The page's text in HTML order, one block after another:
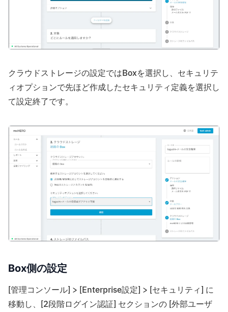
クラウドストレージの設定ではBoxを選択し、セキュリテ
ィオプションで先ほど作成したセキュリティ定義を選択し
て設定終了です。
Box側の設定
[管理コンソール] > [Enterprise設定] > [セキュリティ] に
移動し、[2段階ログイン認証] セクションの [外部ユーザ